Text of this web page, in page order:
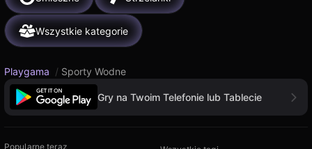
Wszystkie kategorie
Playgama / Sporty Wodne
Gry na Twoim Telefonie lub Tablecie
Popularne teraz